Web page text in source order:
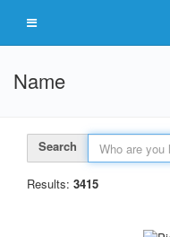
Name
Search
Results: 3415